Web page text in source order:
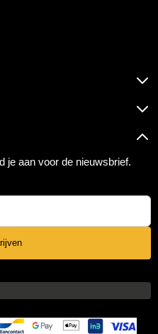
je aan voor de nieuwsbrief.